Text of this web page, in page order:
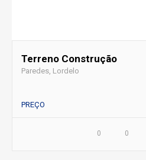
Terreno Construção
Paredes, Lordelo
PREÇO
0 0